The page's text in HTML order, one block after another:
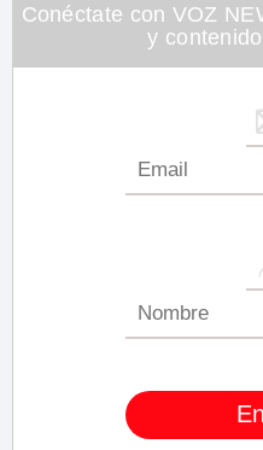
Conéctate con VOZ
y